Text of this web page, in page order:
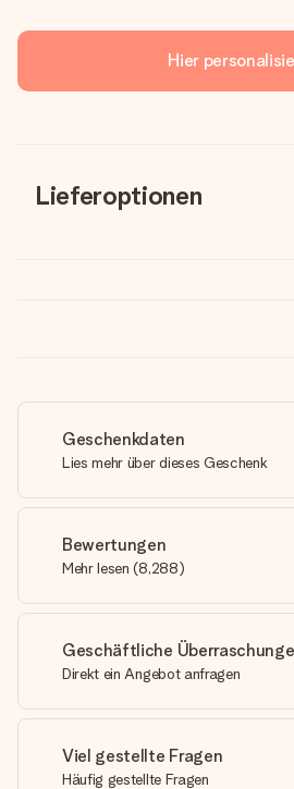
Hier
Lieferoptionen
Geschenkdaten
Lies mehr über dieses Geschenk
Bewertungen
Mehr lesen (8,288)
Geschäftliche
Direkt ein Angebot anfragen
Viel gestellte Fragen
Häufig gestellte Fragen